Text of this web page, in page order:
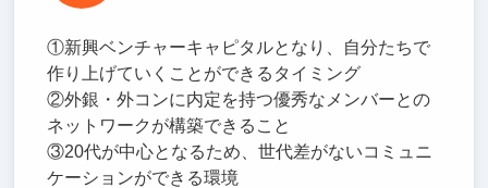
①新興ベンチャーキャピタルとなり、自分たちで
作り上げていくことができるタイミング
②外銀・外コンに内定を持つ優秀なメンバーとの
ネットワークが構築できること
③20代が中心となるため、世代差がないコミュニ
ケーションができる環境